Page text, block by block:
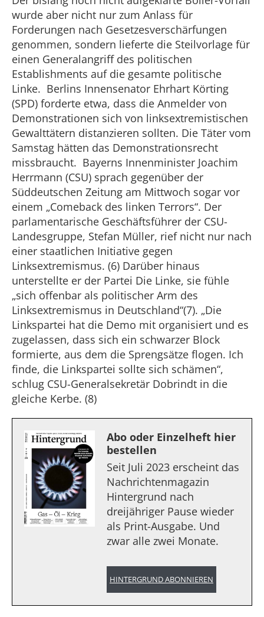
wurde aber nicht nur zum Anlass für
Forderungen nach Gesetzesverschärfungen
genommen, sondern lieferte die Steilvorlage für
einen Generalangriff des politischen
Establishments auf die gesamte politische
Linke. Berlins Innensenator Ehrhart Körting
(SPD) forderte etwa, dass die Anmelder von
Demonstrationen sich von linksextremistischen
Gewalttätern distanzieren sollten. Die Täter vom
Samstag hätten das Demonstrationsrecht
missbraucht. Bayerns Innenminister Joachim
Herrmann (CSU) sprach gegenüber der
Süddeutschen Zeitung am Mittwoch sogar vor
einem „Comeback des linken Terrors“. Der
parlamentarische Geschäftsführer der CSU-
Landesgruppe, Stefan Müller, rief nicht nur nach
einer staatlichen Initiative gegen
Linksextremismus. (6) Darüber hinaus
unterstellte er der Partei Die Linke, sie fühle
„sich offenbar als politischer Arm des
Linksextremismus in Deutschland“(7). „Die
Linkspartei hat die Demo mit organisiert und es
zugelassen, dass sich ein schwarzer Block
formierte, aus dem die Sprengsätze flogen. Ich
finde, die Linkspartei sollte sich schämen“,
schlug CSU-Generalsekretär Dobrindt in die
gleiche Kerbe. (8)
Abo oder Einzelheft hier
bestellen
Seit Juli 2023 erscheint das
Nachrichtenmagazin
Hintergrund nach
dreijähriger Pause wieder
als Print-Ausgabe. Und
zwar alle zwei Monate.
HINTERGRUND ABONNIEREN